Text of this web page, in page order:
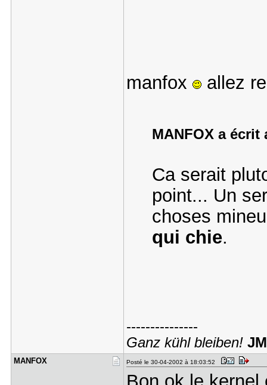
manfox allez
MANFOX a
Ca serait
point... Un
choses
qui chie.
---------------
Ganz kühl bleiben!
MANFOX Posté le 30-04-2002 à 18:03:52
Bon ok le